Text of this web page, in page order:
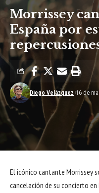
Morrissey
España por
Diego Velázquez 16 de
El icónico cantante Morrissey
cancelación de su concierto